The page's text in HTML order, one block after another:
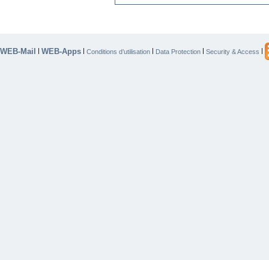
WEB-Mail | WEB-Apps | Conditions d’utilisation | Data Protection | Security & Access |